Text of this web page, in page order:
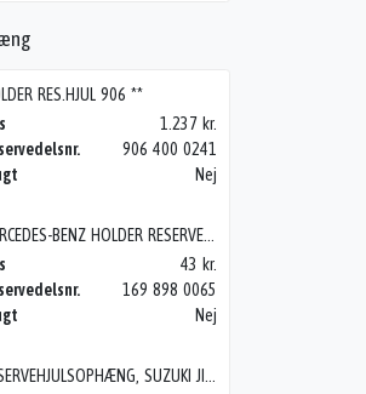
RES.HJUL 906 **
1.237 kr.
906 400 0241
Nej
43 kr.
169 898 0065
Nej
RESERVEHJULSOPHÆNG, SUZUKI JIMNY (98-04)